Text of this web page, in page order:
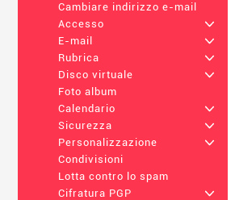
Cambiare indirizzo e-mail
Accesso
+
E-mail
+
Rubrica
+
Disco virtuale
+
Foto album
Calendario
+
Sicurezza
+
Personalizzazione
+
Condivisioni
Lotta contro lo spam
Cifratura PGP
+